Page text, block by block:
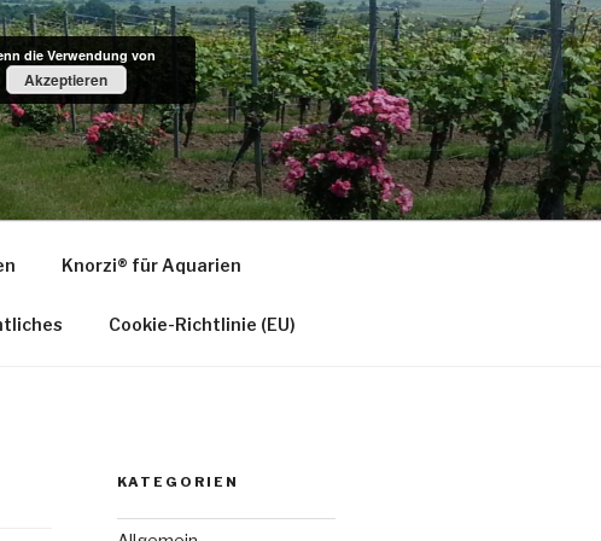
das Original aus pfälzer Bio-Rebenholz
Knorzi® für Aquarien
Cookie-Richtlinie (EU)
KATEGORIEN
die Verwendung von
Akzeptieren